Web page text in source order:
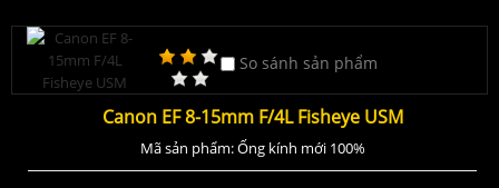
So sánh sản phẩm
Canon EF 8-15mm F/4L Fisheye USM
Mã sản phẩm: Ống kính mới 100%